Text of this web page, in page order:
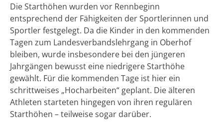
Die Starthöhen wurden vor Rennbeginn
entsprechend der Fähigkeiten der Sportlerinnen und
Sportler festgelegt. Da die Kinder in den kommenden
Tagen zum Landesverbandslehrgang in Oberhof
bleiben, wurde insbesondere bei den jüngeren
Jahrgängen bewusst eine niedrigere Starthöhe
gewählt. Für die kommenden Tage ist hier ein
schrittweises „Hocharbeiten“ geplant. Die älteren
Athleten starteten hingegen von ihren regulären
Starthöhen – teilweise sogar darüber.